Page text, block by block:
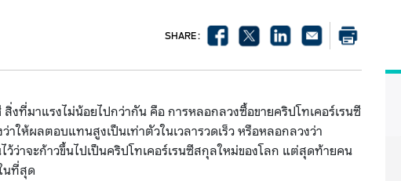
SHARE :
งที่มาแรงไม่น้อยไปกว่ากัน คือ การหลอกลวงซื้อขายคริปโทเคอร์เรนซี
ให้ผลตอบแทนสูงเป็นเท่าตัวในเวลารวดเร็ว หรือหลอกลวงว่า
ว้ว่าจะก้าวขึ้นไปเป็นคริปโทเคอร์เรนซีสกุลใหม่ของโลก แต่สุดท้ายคน
นที่สุด